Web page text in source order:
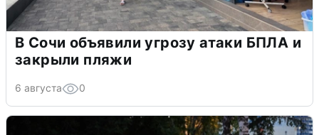
В Сочи объявили угрозу атаки БПЛА и
закрыли пляжи
6 августа 0